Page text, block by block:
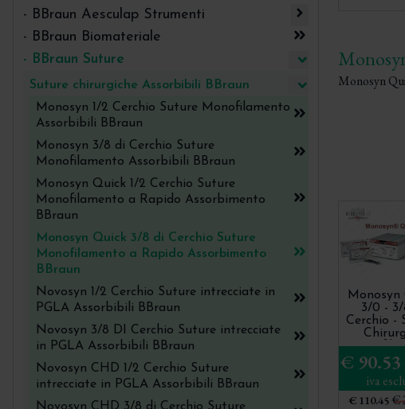
Monosyn
3/0 -
Cerchio -
ad
€ 90.53
iva
€ 110.45€
- BBraun Aesculap Strumenti
Aspiratori chirurgici Aesculap
Cestelli - WashTray e Contenitori per
strumenti Aesculap
Chirurgia estrattiva Aesculap
Chirurgia strumenti di utilità Aesculap
Cura degli strumenti prima della
sterilizzazione
Curette After Gracey Aesculap
Curette di Langer in Titanio Aesculap
Curette Gracey Rigid Aesculap
Curette mini Gracey Aesculap
Curette ossea di Lucas Aesculap
Curette ossea Hemingway - Aesculap
- BBraun Biomateriale
- BBraun Suture
Suture chirurgiche Assorbibili BBraun
Monosyn 1/2 Cerchio Suture Monofilamento
Assorbibili BBraun
Monosyn 3/8 di Cerchio Suture
Monofilamento Assorbibili BBraun
Monosyn Quick 1/2 Cerchio Suture
Monofilamento a Rapido Assorbimento
BBraun
Monosyn Quick 3/8 di Cerchio Suture
Monofilamento a Rapido Assorbimento
BBraun
Novosyn 1/2 Cerchio Suture intrecciate in
PGLA Assorbibili BBraun
Novosyn 3/8 DI Cerchio Suture intrecciate
in PGLA Assorbibili BBraun
Novosyn CHD 1/2 Cerchio Suture
intrecciate in PGLA Assorbibili BBraun
Monosyn